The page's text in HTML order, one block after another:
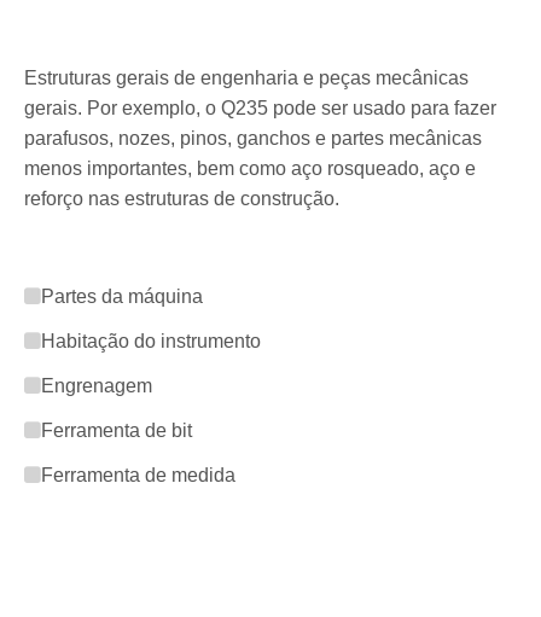
Estruturas gerais de engenharia e peças mecânicas
gerais. Por exemplo, o Q235 pode ser usado para fazer
parafusos, nozes, pinos, ganchos e partes mecânicas
menos importantes, bem como aço rosqueado, aço e
reforço nas estruturas de construção.
Partes da máquina
Habitação do instrumento
Engrenagem
Ferramenta de bit
Ferramenta de medida